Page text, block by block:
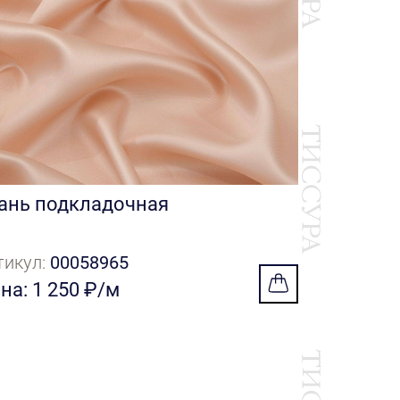
подкладочная
00058965
1 250 ₽/м
Цена: 4